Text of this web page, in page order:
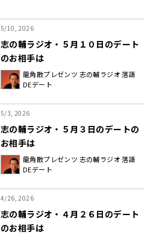
5/10, 2026
志の輔ラジオ・５月１０日のデート
のお相手は
龍角散プレゼンツ 志の輔ラジオ 落語
DEデート
5/3, 2026
志の輔ラジオ・５月３日のデートの
お相手は
龍角散プレゼンツ 志の輔ラジオ 落語
DEデート
4/26, 2026
志の輔ラジオ・４月２６日のデート
のお相手は